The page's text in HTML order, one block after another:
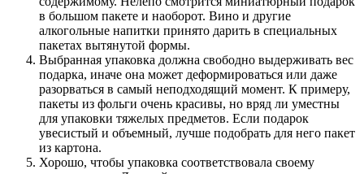
в большом пакете и наоборот. Вино и другие
алкогольные напитки принято дарить в специальных
пакетах вытянутой формы.
Выбранная упаковка должна свободно выдерживать вес
подарка, иначе она может деформироваться или даже
разорваться в самый неподходящий момент. К примеру,
пакеты из фольги очень красивы, но вряд ли уместны
для упаковки тяжелых предметов. Если подарок
увесистый и объемный, лучше подобрать для него пакет
из картона.
Хорошо, чтобы упаковка соответствовала своему